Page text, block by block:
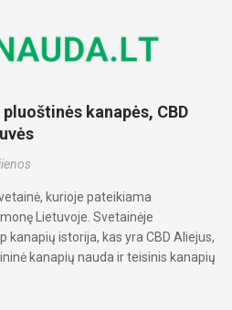
kanapės, CBD
kurioje pateikiama
Lietuvoje. Svetainėje
istorija, kas yra CBD Aliejus,
kanapių nauda ir teisinis kanapių